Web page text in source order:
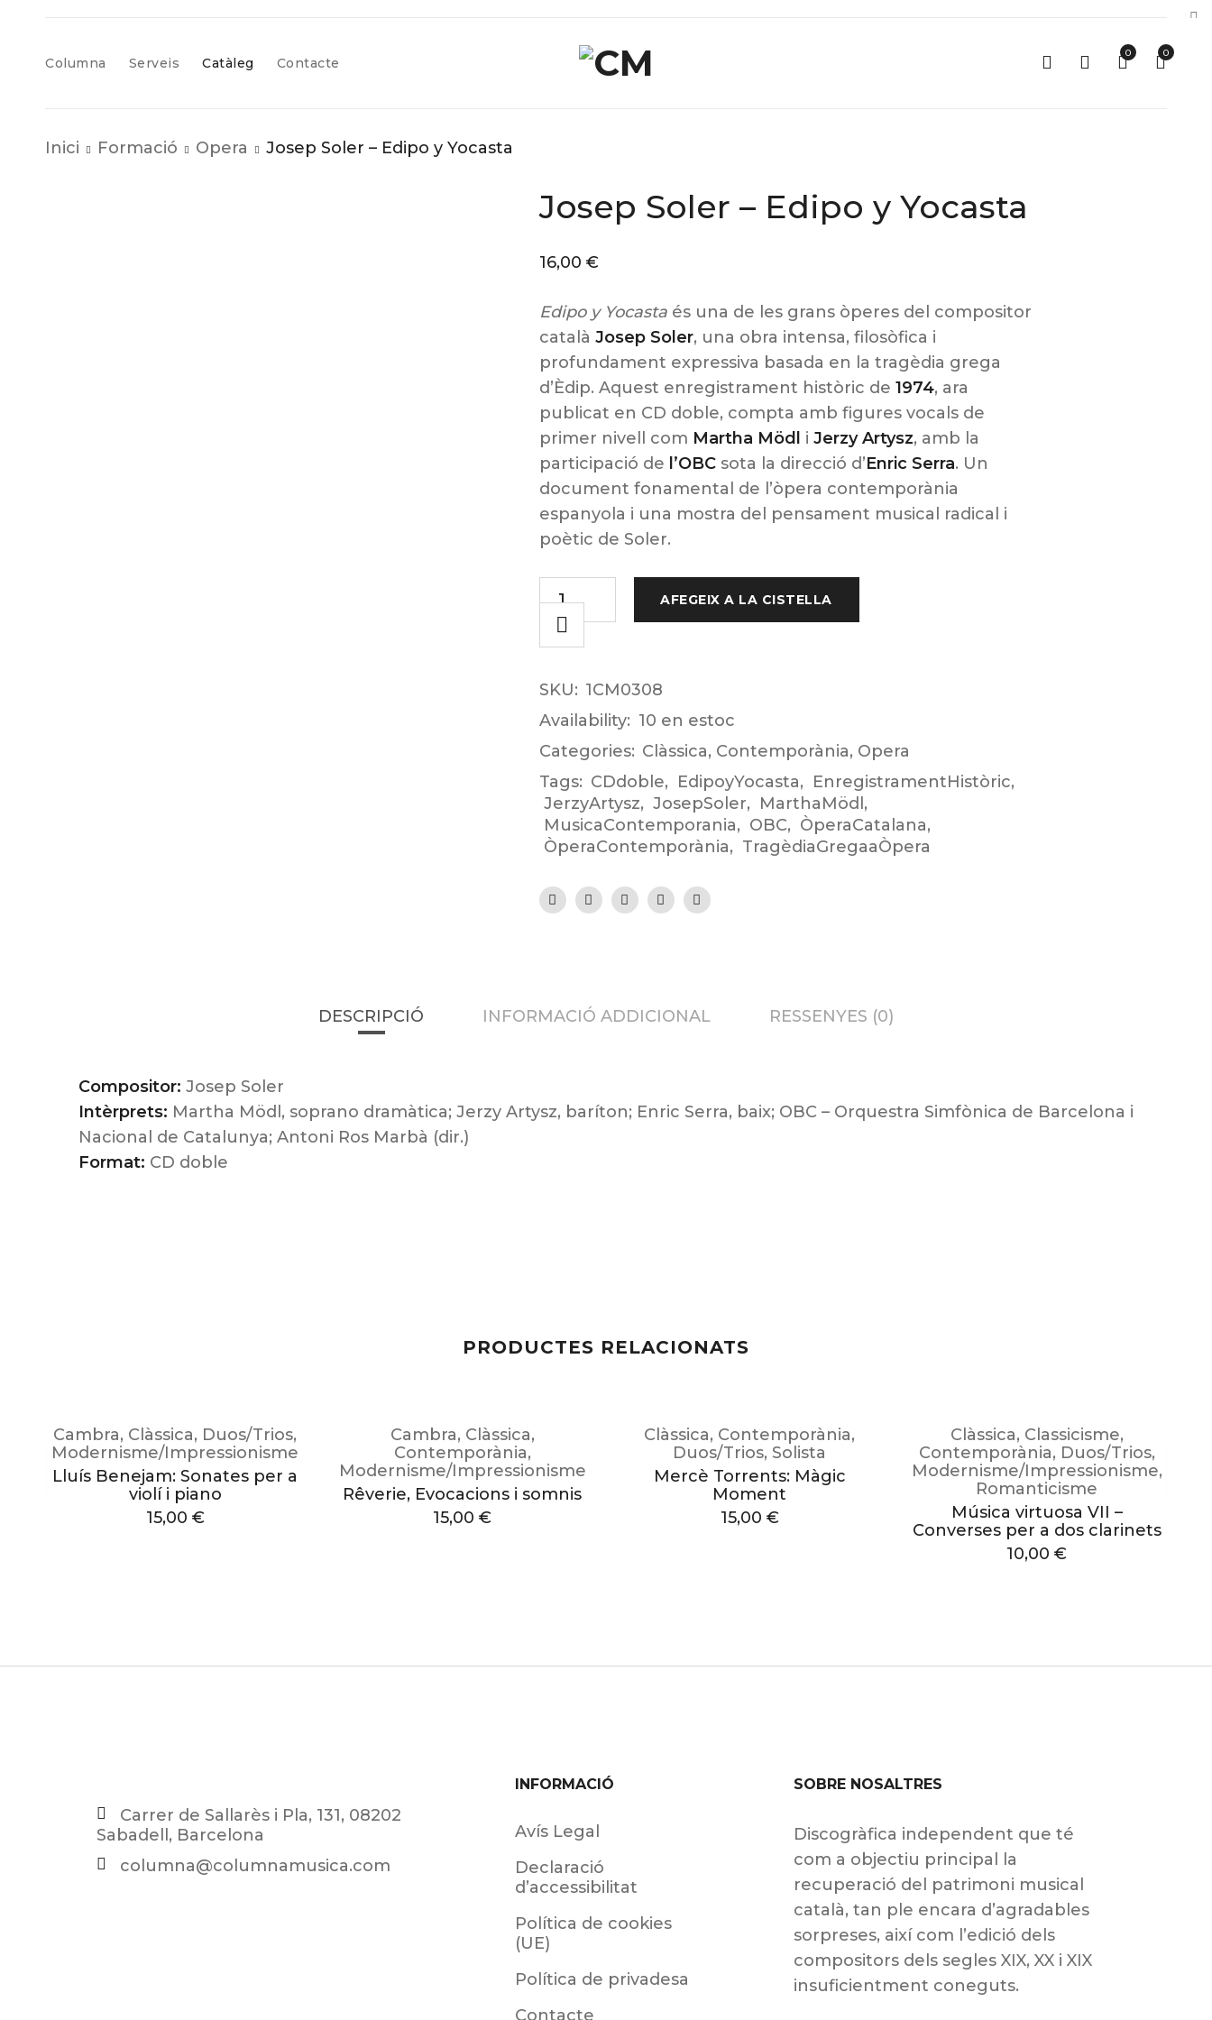
Columna Serveis Catàleg Contacte
0
0
Inici Formació Opera Josep Soler – Edipo y Yocasta
Josep Soler – Edipo y Yocasta
16,00 €
Edipo y Yocastaés una de les grans òperes del compositor
català Josep Soler, una obra intensa, filosòfica i
profundament expressiva basada en la tragèdia grega
d’Èdip. Aquest enregistrament històric de 1974, ara
publicat en CD doble, compta amb figures vocals de
primer nivell com Martha Mödl i Jerzy Artysz, amb la
participació de l’OBCsota la direcció d’Enric Serra. Un
document fonamental de l’òpera contemporània
espanyola i una mostra del pensament musical radical i
poètic de Soler.
AFEGEIX A LA CISTELLA
SKU: 1CM0308
Availability: 10 en estoc
Categories: Clàssica, Contemporània, Opera
Tags: CDdoble, EdipoyYocasta, EnregistramentHistòric,
JerzyArtysz, JosepSoler, MarthaMödl ,
MusicaContemporania, OBC, ÒperaCatalana,
ÒperaContemporània, TragèdiaGregaaÒpera
DESCRIPCIÓ INFORMACIÓ ADDICIONAL RESSENYES (0)
Compositor: Josep Soler
Intèrprets: Martha Mödl, soprano dramàtica; Jerzy Artysz, baríton; Enric Serra, baix; OBC – Orquestra Simfònica de Barcelona i
Nacional de Catalunya; Antoni Ros Marbà (dir.)
Format: CD doble
PRODUCTES RELACIONATS
Cambra, Clàssica, Duos/Trios,
Modernisme/Impressionisme
Lluís Benejam: Sonates per a
violí i piano
15,00 €
Cambra, Clàssica,
Contemporània,
Modernisme/Impressionisme
Rêverie, Evocacions i somnis
15,00€
Clàssica, Contemporània,
Duos/Trios, Solista
Mercè Torrents: Màgic
Moment
15,00 €
Clàssica, Classicisme,
Contemporània, Duos/Trios,
Modernisme/Impressionisme,
Romanticisme
Música virtuosa VII –
Converses per a dos clarinets
10,00€
Carrer de Sallarès i Pla, 131, 08202
Sabadell, Barcelona
columna@columnamusica.com
INFORMACIÓ
Avís Legal
Declaració
d’accessibilitat
Política de cookies
(UE)
Política de privadesa
Contacte
SOBRE NOSALTRES
Discogràfica independent que té
com a objectiu principal la
recuperació del patrimoni musical
català, tan ple encara d’agradables
sorpreses, així com l’edició dels
compositors dels segles XIX, XX i XIX
insuficientment coneguts.